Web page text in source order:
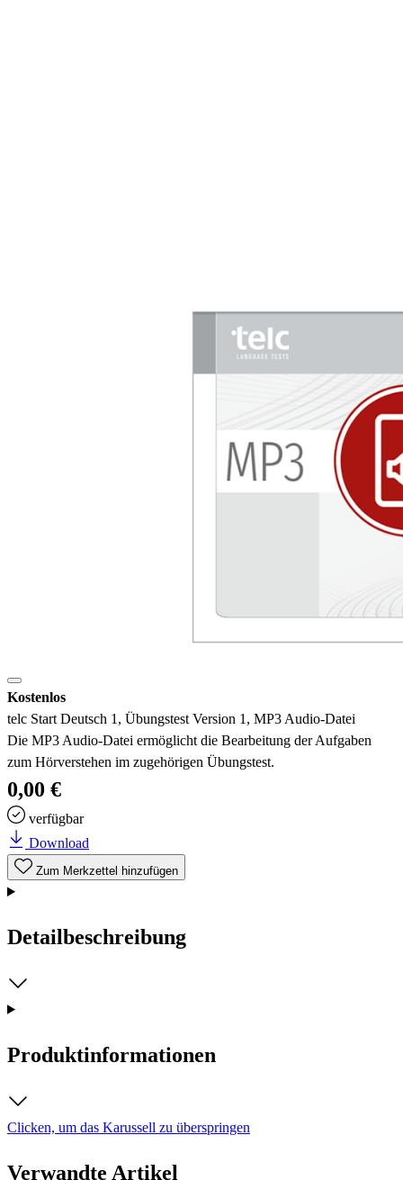
Kostenlos
telc Start Deutsch 1, Übungstest Version 1, MP3 Audio-Datei
Die MP3 Audio-Datei ermöglicht die Bearbeitung der Aufgaben
zum Hörverstehen im zugehörigen Übungstest.
0,00 €
verfügbar
Download
Zum Merkzettel hinzufügen
Detailbeschreibung
Produktinformationen
Clicken, um das Karussell zu überspringen
Verwandte Artikel